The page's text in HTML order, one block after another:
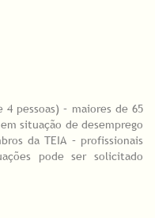
pessoas) – maiores de 65
situação de desemprego
da TEIA – profissionais
pode ser solicitado